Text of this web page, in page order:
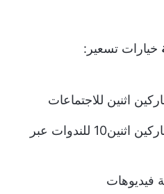
خيارات تسعير:
اثنين للاجتماعات
تقتصر على مشاركين اثنين10 للندوات عبر
فيديوهات